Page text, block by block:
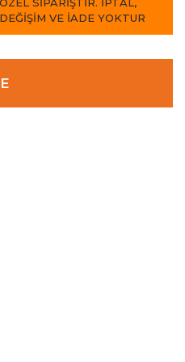
DEĞİŞİM VE İADE YOKTUR